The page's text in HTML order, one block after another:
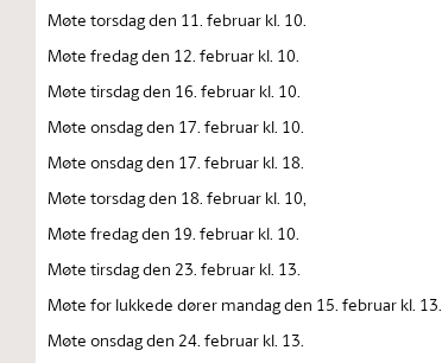
Møte torsdag den 11. februar kl. 10.
Møte fredag den 12. februar kl. 10.
Møte tirsdag den 16. februar kl. 10.
Møte onsdag den 17. februar kl. 10.
Møte onsdag den 17. februar kl. 18.
Møte torsdag den 18. februar kl. 10,
Møte fredag den 19. februar kl. 10.
Møte tirsdag den 23. februar kl. 13.
Møte for lukkede dører mandag den 15. februar kl. 13.
Møte onsdag den 24. februar kl. 13.